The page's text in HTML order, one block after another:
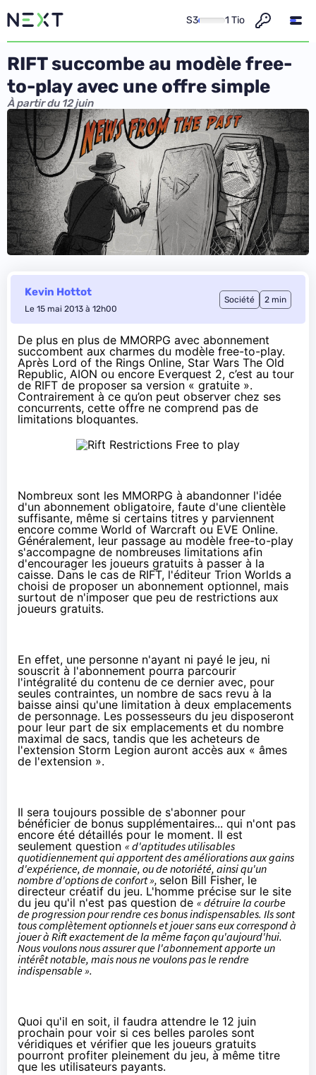
S3 1 Tio
RIFT succombe au modèle free-
to-play avec une offre simple
À partir du 12 juin
Kevin Hottot
Le 15 mai 2013 à 12h00
Société 2 min
De plus en plus de MMORPG avec abonnement
succombent aux charmes du modèle free-to-play.
Après Lord of the Rings Online, Star Wars The Old
Republic, AION ou encore Everquest 2, c’est au tour
de RIFT de proposer sa version « gratuite ».
Contrairement à ce qu’on peut observer chez ses
concurrents, cette offre ne comprend pas de
limitations bloquantes.
Nombreux sont les MMORPG à abandonner l'idée
d'un abonnement obligatoire, faute d'une clientèle
suffisante, même si certains titres y parviennent
encore comme World of Warcraft ou EVE Online.
Généralement, leur passage au modèle free-to-play
s'accompagne de nombreuses limitations afin
d'encourager les joueurs gratuits à passer à la
caisse. Dans le cas de RIFT, l'éditeur Trion Worlds a
choisi de proposer un abonnement optionnel, mais
surtout de n'imposer que peu de restrictions aux
joueurs gratuits.
En effet, une personne n'ayant ni payé le jeu, ni
souscrit à l'abonnement pourra parcourir
l'intégralité du contenu de ce dernier avec, pour
seules contraintes, un nombre de sacs revu à la
baisse ainsi qu'une limitation à deux emplacements
de personnage. Les possesseurs du jeu disposeront
pour leur part de six emplacements et du nombre
maximal de sacs, tandis que les acheteurs de
l'extension Storm Legion auront accès aux « âmes
de l'extension ».
Il sera toujours possible de s'abonner pour
bénéficier de bonus supplémentaires... qui n'ont pas
encore été détaillés pour le moment. Il est
seulement question « d'aptitudes utilisables
quotidiennement qui apportent des améliorations aux gains
d'expérience, de monnaie, ou de notoriété, ainsi qu'un
nombre d'options de confort », selon Bill Fisher, le
directeur créatif du jeu. L'homme précise sur le site
du jeu qu'il n'est pas question de « détruire la courbe
de progression pour rendre ces bonus indispensables. Ils sont
tous complètement optionnels et jouer sans eux correspond à
jouer à Rift exactement de la même façon qu'aujourd'hui.
Nous voulons nous assurer que l'abonnement apporte un
intérêt notable, mais nous ne voulons pas le rendre
indispensable ».
Quoi qu'il en soit, il faudra attendre le 12 juin
prochain pour voir si ces belles paroles sont
véridiques et vérifier que les joueurs gratuits
pourront profiter pleinement du jeu, à même titre
que les utilisateurs payants.